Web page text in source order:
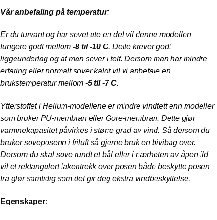
Vår anbefaling på temperatur:
Er du turvant og har sovet ute en del vil denne modellen
fungere godt mellom -8 til -10 C. Dette krever godt
liggeunderlag og at man sover i telt. Dersom man har mindre
erfaring eller normalt sover kaldt vil vi anbefale en
brukstemperatur mellom -5 til -7 C.
Ytterstoffet i Helium-modellene er mindre vindtett enn modeller
som bruker PU-membran eller Gore-membran. Dette gjør
varmnekapasitet påvirkes i større grad av vind. Så dersom du
bruker soveposenn i friluft så gjerne bruk en bivibag over.
Dersom du skal sove rundt et bål eller i nærheten av åpen ild
vil et rektangulert lakentrekk over posen både beskytte posen
fra glør samtidig som det gir deg ekstra vindbeskyttelse.
Egenskaper: